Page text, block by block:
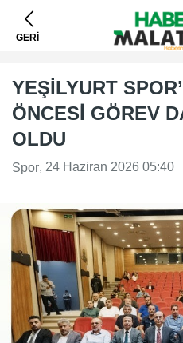
GERİ
YEŞİLYURT
ÖNCESİ GÖREV
OLDU
Spor, 24 Haziran 2026 05:40